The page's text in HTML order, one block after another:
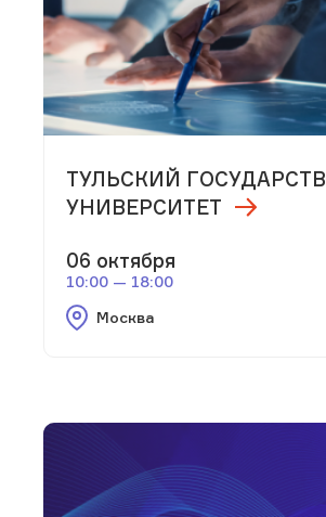
ТУЛЬСКИЙ
УНИВЕРСИТЕТ
06 октября
10:00 — 18:00
Москва